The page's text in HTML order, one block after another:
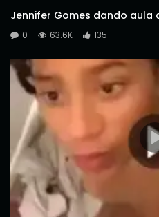
Jennifer Gomes dando aula
0 63.6K 135